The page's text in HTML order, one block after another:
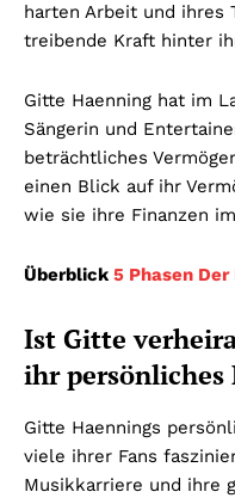
harten Arbeit und ihres
treibende Kraft hinter
Gitte Haenning hat im
Sängerin und
beträchtliches
einen Blick auf ihr
wie sie ihre Finanzen
Überblick 5 Phasen
Ist Gitte
ihr persönliches
Gitte Haennings
viele ihrer Fans
Musikkarriere und ihre